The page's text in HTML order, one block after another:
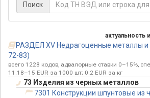
Поиск
актуальность
РАЗДЕЛ XV Недрагоценные металлы и
72-83)
всего 1228 кодов, адвалорные ставки 0–15%,
11.18–15 EUR за 1000 шт; 0.2 EUR за кг
73 Изделия из черных металлов
7301 Конструкции шпунтовые из